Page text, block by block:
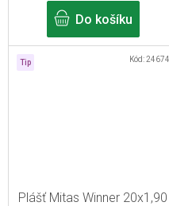
Do košíku
Tip
Plášť Mitas Winner 20x1,90
Kód:24674